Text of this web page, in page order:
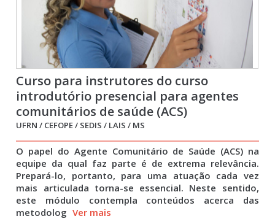
Curso para instrutores do curso
introdutório presencial para agentes
comunitários de saúde (ACS)
UFRN / CEFOPE / SEDIS / LAIS / MS
O papel do Agente Comunitário de Saúde (ACS) na
equipe da qual faz parte é de extrema relevância.
Prepará-lo, portanto, para uma atuação cada vez
mais articulada torna-se essencial. Neste sentido,
este módulo contempla conteúdos acerca das
metodolog Ver mais